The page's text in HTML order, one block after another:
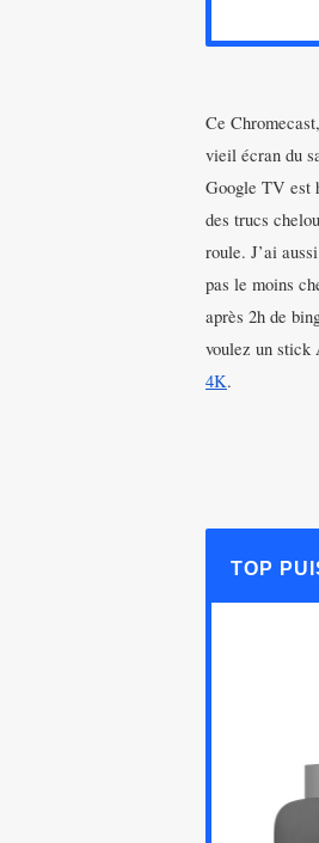
Ce
vieil écran du
Google TV est
des trucs
roule. J’ai
pas le moins
après 2h de
voulez un stick
4K.
TOP